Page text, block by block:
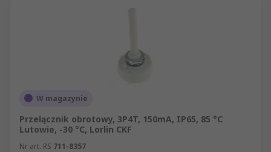
W magazynie
Przełącznik obrotowy, 3P4T, 150mA, IP65, 85 °C
Lutowie, -30 °C, Lorlin CKF
Nr art. RS 711-8357